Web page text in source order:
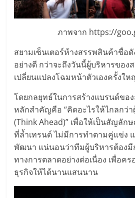
แฟ
รน
ไชส์
ขาย
แฟ
รน
ภาพจาก https://
สยามเซ็นเตอร์ห้างสรรพสินค้าชื่อดั
อย่างดี กว่าจะถึงวันนี้ผู้บริหารของ
เปลี่ยนแปลงโฉมหน้าตัวเองครั้งใ
โดยกลยุทธ์ในการสร้างแบรนด์ขอ
หลักสำคัญคือ “คิดอะไรให้ไกลกว่า
(Think Ahead)” เพื่อให้เป็นสัญลัก
ที่ล้ำเทรนด์ ไม่มีการทำตามคู่แข่ง
พัฒนา แน่นอนว่าทีมผู้บริหารต้องมี
ทางการตลาดอย่างต่อเนื่อง เพื่อคร
ธุรกิจให้ได้นานแสนนาน